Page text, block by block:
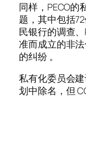
同样，PECO的
题，其中包括
民银行的调查
准而成立的非
的纠纷 。
私有化委员会建
划中除名，但